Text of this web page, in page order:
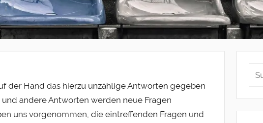
der Hand das hierzu unzählige Antworten gegeben
andere Antworten werden neue Fragen
uns vorgenommen, die eintreffenden Fragen und